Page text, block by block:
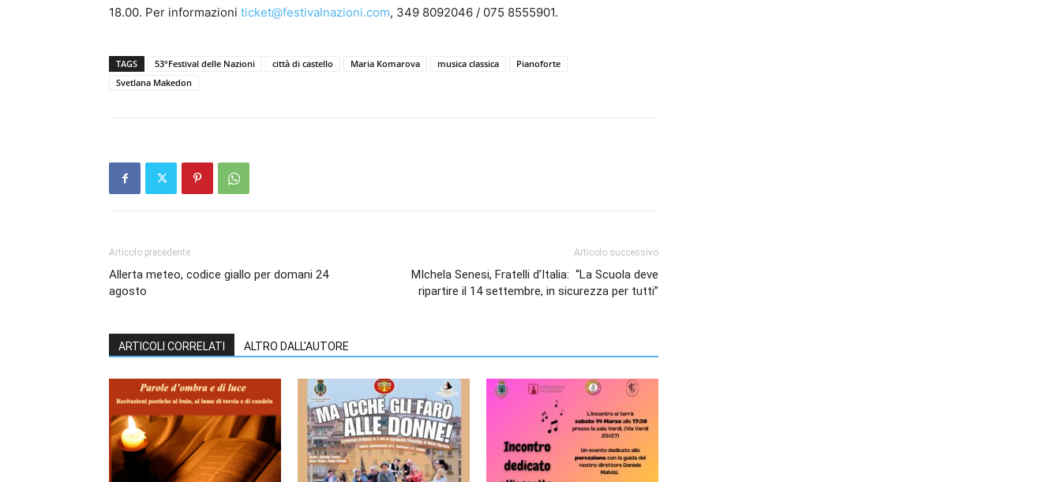
18.00. Per informazioni ticket@festivalnazioni.com, 349 8092046 / 075 8555901.
TAGS 53°Festival delle Nazioni città di castello Maria Komarova musica classica
Pianoforte
Svetlana Makedon
Articolo precedente
Allerta meteo, codice giallo per domani 24
agosto
Articolo successivo
MIchela Senesi, Fratelli d’Italia: “La Scuola deve
ripartire il 14 settembre, in sicurezza per tutti”
ARTICOLI CORRELATI ALTRO DALL'AUTORE